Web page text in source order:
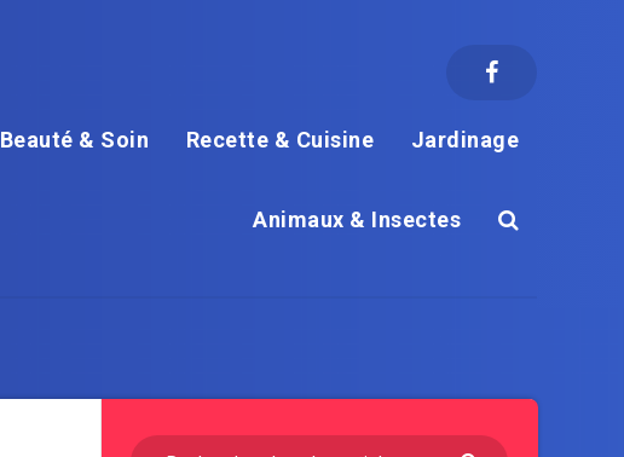
Beauté & Soin Recette & Cuisine Jardinage
Animaux & Insectes